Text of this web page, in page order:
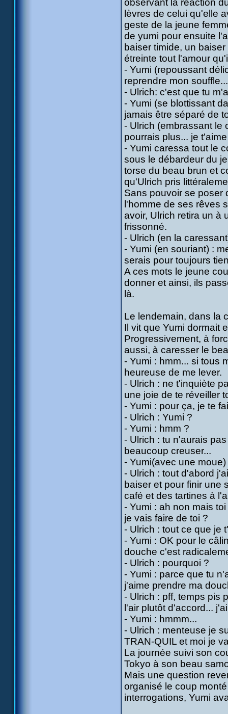
observant la réaction
lèvres de celui qu'elle
geste de la jeune
de yumi pour ensuite
baiser timide, un
étreinte tout l'amour
- Yumi (repoussant
reprendre mon souffle...
- Ulrich: c'est que tu
- Yumi (se blottissant
jamais être séparé de
- Ulrich (embrassant le
pourrais plus... je
- Yumi caressa tout le
sous le débardeur du
torse du beau brun et
qu'Ulrich pris
Sans pouvoir se poser
l'homme de ses rêves
avoir, Ulrich retira un à
frissonné.
- Ulrich (en la
- Yumi (en souriant) :
serais pour toujours
A ces mots le jeune
donner et ainsi, ils
là.
Le lendemain, dans la
Il vit que Yumi dormait
Progressivement, à
aussi, à caresser le
- Yumi : hmm... si tous
heureuse de me lever.
- Ulrich : ne t'inquiète
une joie de te réveiller
- Yumi : pour ça, je te
- Ulrich : Yumi ?
- Yumi : hmm ?
- Ulrich : tu n'aurais
beaucoup creuser...
- Yumi(avec une
- Ulrich : tout d'abord
baiser et pour finir une
café et des tartines à
- Yumi : ah non mais
je vais faire de toi ?
- Ulrich : tout ce que je
- Yumi : OK pour le
douche c'est
- Ulrich : pourquoi ?
- Yumi : parce que tu
j'aime prendre ma
- Ulrich : pff, temps pis
l'air plutôt d'accord...
- Yumi : hmmm...
- Ulrich : menteuse je
TRAN-QUIL et moi je
La journée suivi son
Tokyo à son beau
Mais une question
organisé le coup
interrogations, Yumi